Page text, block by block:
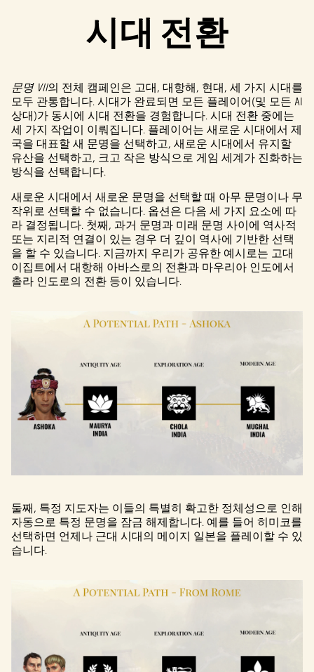
시대 전환
문명 VII의 전체 캠페인은 고대, 대항해, 현대, 세 가지 시대를
모두 관통합니다. 시대가 완료되면 모든 플레이어(및 모든 AI
상대)가 동시에 시대 전환을 경험합니다. 시대 전환 중에는
세 가지 작업이 이뤄집니다. 플레이어는 새로운 시대에서 제
국을 대표할 새 문명을 선택하고, 새로운 시대에서 유지할
유산을 선택하고, 크고 작은 방식으로 게임 세계가 진화하는
방식을 선택합니다.
새로운 시대에서 새로운 문명을 선택할 때 아무 문명이나 무
작위로 선택할 수 없습니다. 옵션은 다음 세 가지 요소에 따
라 결정됩니다. 첫째, 과거 문명과 미래 문명 사이에 역사적
또는 지리적 연결이 있는 경우 더 깊이 역사에 기반한 선택
을 할 수 있습니다. 지금까지 우리가 공유한 예시로는 고대
이집트에서 대항해 아바스로의 전환과 마우리아 인도에서
촐라 인도로의 전환 등이 있습니다.
둘째, 특정 지도자는 이들의 특별히 확고한 정체성으로 인해
자동으로 특정 문명을 잠금 해제합니다. 예를 들어 히미코를
선택하면 언제나 근대 시대의 메이지 일본을 플레이할 수 있
습니다.